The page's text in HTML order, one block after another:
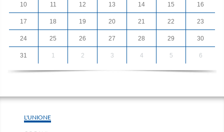
10 11 12 13 14 15 16
17 18 19 20 21 22 23
24 25 26 27 28 29 30
31 1 2 3 4 5 6
L'UNIONE